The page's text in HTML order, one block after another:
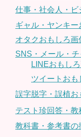
仕事・社会人・
ギャル・ヤンキー
オタクおもしろ画
SNS・メール・
LINEおもし
ツイートお
誤字脱字・誤植
テスト珍回答・
教科書・参考書